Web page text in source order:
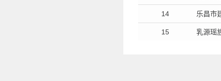
14 乐昌市
15 乳源瑶